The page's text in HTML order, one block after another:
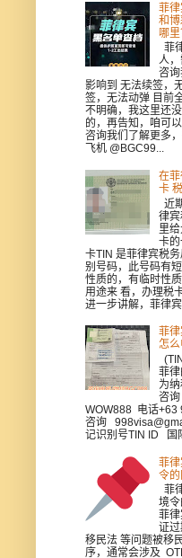
菲
和
哪里
菲
人
咨
影响到 无法续签，
签，无法动弹 目前
不明确，我这里还
的，再告知，咱可
咨询我们了解更多
飞机 @BGC99...
在
卡
近
律
里
卡
卡TIN 是菲律宾税
别号码，此号码有
性质的，有临时性
用途来 看，办理税
进一步讲解，菲律
菲
怎
菲
为
咨
WOW888 电话+63
咨询
记识别号TIN ID 国
菲律
令
菲
境
菲
证
移民法 等问题被移
序，通常会涉及